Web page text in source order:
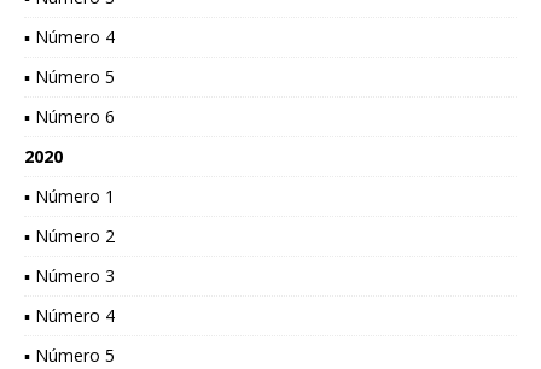
▪ Número 4
▪ Número 5
▪ Número 6
2020
▪ Número 1
▪ Número 2
▪ Número 3
▪ Número 4
▪ Número 5